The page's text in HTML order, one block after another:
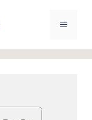
Menu